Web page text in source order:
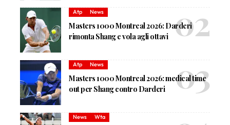
Atp News
Masters 1000 Montreal 2026: Darderi
rimonta Shang e vola agli ottavi
Atp News
Masters 1000 Montreal 2026: medical time
out per Shang contro Darderi
News Wta